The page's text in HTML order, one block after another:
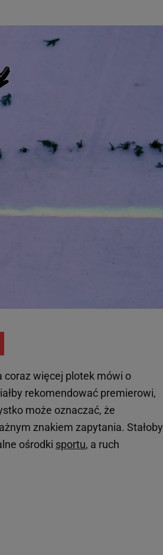
coraz więcej plotek mówi o
rekomendować premierowi,
może oznaczać, że
znakiem zapytania. Stałoby
ośrodki sportu, a ruch